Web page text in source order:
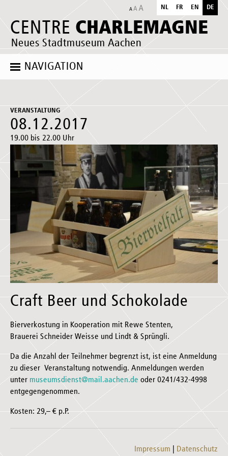
CENTRE CHARLEMAGNE
Neues Stadtmuseum Aachen
NL FR EN DE
NAVIGATION
VERANSTALTUNG
08.12.2017
19.00 bis 22.00 Uhr
Craft Beer und Schokolade
Bierverkostung in Kooperation mit Rewe Stenten,
Brauerei Schneider Weisse und Lindt & Sprüngli.
Da die Anzahl der Teilnehmer begrenzt ist, ist eine Anmeldung
zu dieser Veranstaltung notwendig. Anmeldungen werden
unter museumsdienst@mail.aachen.de oder 0241/432-4998
entgegengenommen.
Kosten: 29,– € p.P.
Impressum Datenschutz